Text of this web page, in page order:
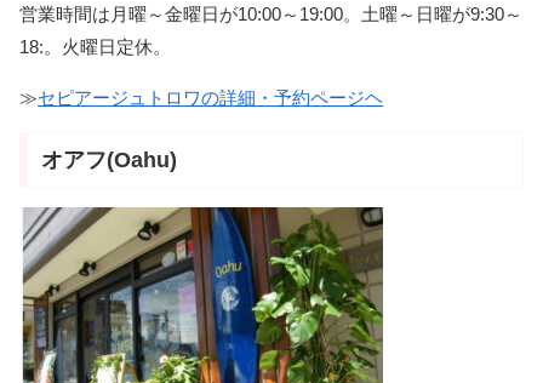
営業時間は月曜～金曜日が10:00～19:00。土曜～日曜が9:30～
18:。火曜日定休。
≫セピアージュトロワの詳細・予約ページヘ
オアフ(Oahu)